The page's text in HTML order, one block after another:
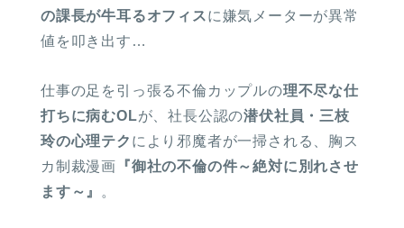
の課長が牛耳るオフィスに嫌気メーターが異常
値を叩き出す…
仕事の足を引っ張る不倫カップルの理不尽な仕
打ちに病むOLが、社長公認の潜伏社員・三枝
玲の心理テク により邪魔者が一掃される、胸ス
カ制裁漫画 『御社の不倫の件～絶対に別れさせ
ます～』
。